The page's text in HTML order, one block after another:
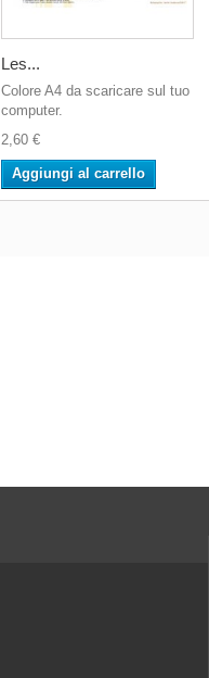
Les...
Colore A4 da scaricare sul tuo
computer.
2,60 €
Aggiungi al carrello